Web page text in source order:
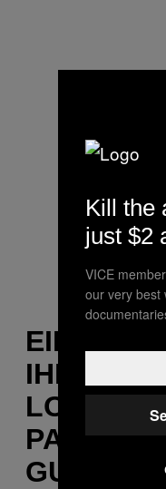
EIN TIPP
IHR
PACKT
Kill the
just $2
VICE
our very best